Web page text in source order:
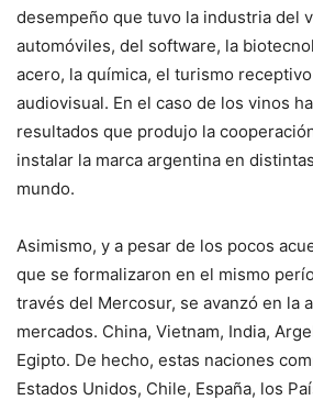
desempeño que tuvo la industria del
automóviles, del software, la
acero, la química, el turismo
audiovisual. En el caso de los vinos
resultados que produjo la
instalar la marca argentina en
mundo.
Asimismo, y a pesar de los pocos
que se formalizaron en el mismo
través del Mercosur, se avanzó en la
mercados. China, Vietnam, India,
Egipto. De hecho, estas naciones
Estados Unidos, Chile, España, los